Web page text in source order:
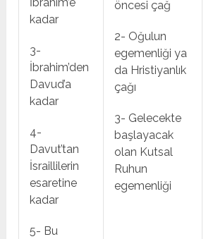
kadar
3-
İbrahim’den
Davud’a
kadar
4-
Davut’tan
İsraillilerin
esaretine
kadar
5- Bu
öncesi çağ
2- Oğulun
egemenliği ya
da Hristiyanlık
çağı
3- Gelecekte
başlayacak
olan Kutsal
Ruhun
egemenliği